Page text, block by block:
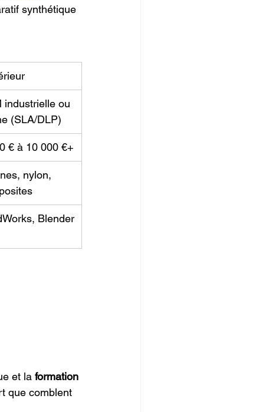
synthétique
industrielle ou
(SLA/DLP)
€ à 10 000 €+
nylon,
Blender
et la formation
que comblent